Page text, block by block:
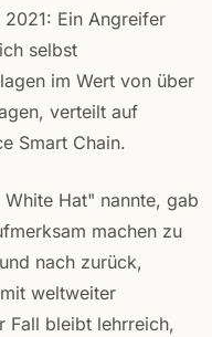
Ein Angreifer
selbst
im Wert von über
verteilt auf
Smart Chain.
Hat" nannte, gab
machen zu
nach zurück,
weltweiter
Fall bleibt lehrreich,